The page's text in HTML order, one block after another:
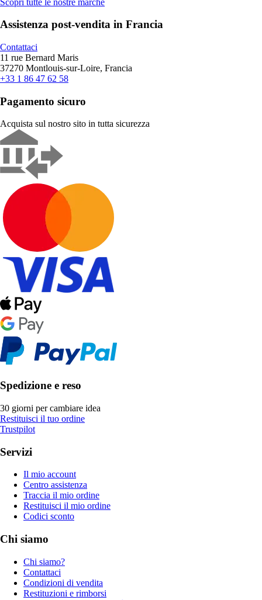
Assistenza post-vendita in Francia
Contattaci
11 rue Bernard Maris
37270 Montlouis-sur-Loire, Francia
+33 1 86 47 62 58
Pagamento sicuro
Acquista sul nostro sito in tutta sicurezza
Spedizione e reso
30 giorni per cambiare idea
Restituisci il tuo ordine
Trustpilot
Servizi
Il mio account
Centro assistenza
Traccia il mio ordine
Restituisci il mio ordine
Codici sconto
Chi siamo
Chi siamo?
Contattaci
Condizioni di vendita
Restituzioni e rimborsi